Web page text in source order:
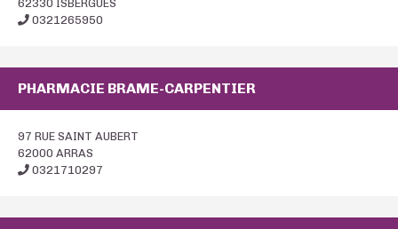
62330 ISBERGUES
0321265950
PHARMACIE BRAME-CARPENTIER
97 RUE SAINT AUBERT
62000 ARRAS
0321710297